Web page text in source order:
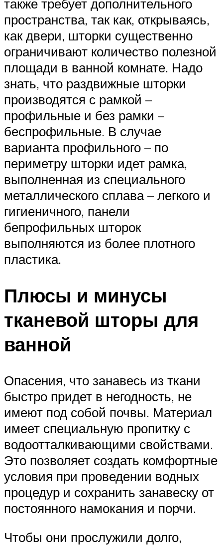
также требует дополнительного
пространства, так как, открываясь,
как двери, шторки существенно
ограничивают количество полезной
площади в ванной комнате. Надо
знать, что раздвижные шторки
производятся с рамкой –
профильные и без рамки –
беспрофильные. В случае
варианта профильного – по
периметру шторки идет рамка,
выполненная из специального
металлического сплава – легкого и
гигиеничного, панели
бепрофильных шторок
выполняются из более плотного
пластика.
Плюсы и минусы
тканевой шторы для
ванной
Опасения, что занавесь из ткани
быстро придет в негодность, не
имеют под собой почвы. Материал
имеет специальную пропитку с
водоотталкивающими свойствами.
Это позволяет создать комфортные
условия при проведении водных
процедур и сохранить занавеску от
постоянного намокания и порчи.
Чтобы они прослужили долго,